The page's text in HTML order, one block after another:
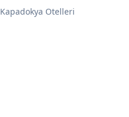
Kapadokya Otelleri